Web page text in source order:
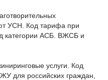
УСН. Код тарифа при
категории АСБ. ВЖСБ и
услуги. Код
для российских граждан,